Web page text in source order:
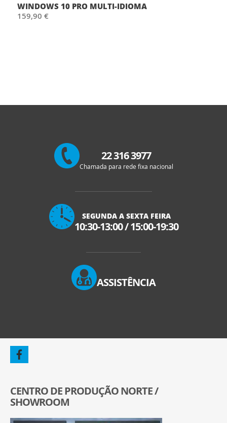
WINDOWS 10 PRO MULTI-IDIOMA
159,90 €
22 316 3977
Chamada para rede fixa nacional
SEGUNDA A SEXTA FEIRA
10:30-13:00/15:00-19:30
ASSISTÊNCIA
CENTRO DE PRODUÇÃO NORTE /
SHOWROOM